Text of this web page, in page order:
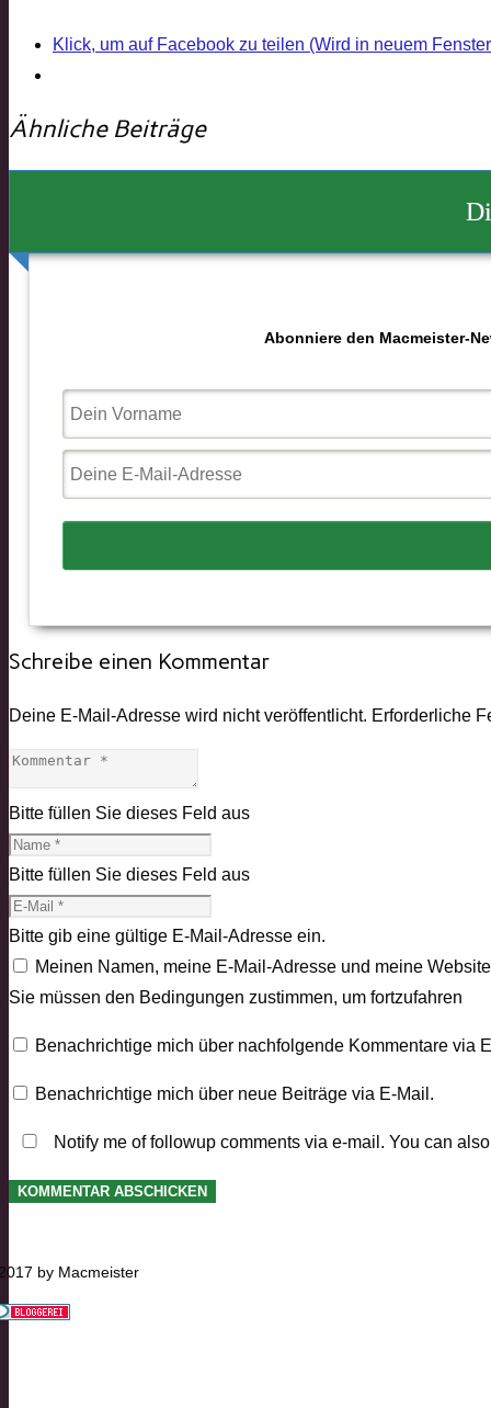
Klick, um auf Facebook zu teilen (Wird in neuem
Ähnliche Beiträge
Abonniere den Macmeister-
Schreibe einen Kommentar
Deine E-Mail-Adresse wird nicht veröffentlicht. Erforderliche
Bitte füllen Sie dieses Feld aus
Bitte füllen Sie dieses Feld aus
Bitte gib eine gültige E-Mail-Adresse ein.
Meinen Namen, meine E-Mail-Adresse und meine
Sie müssen den Bedingungen zustimmen, um fortzufahren
Benachrichtige mich über nachfolgende Kommentare via
Benachrichtige mich über neue Beiträge via E-Mail.
Notify me of followup comments via e-mail. You can
KOMMENTAR ABSCHICKEN
by Macmeister